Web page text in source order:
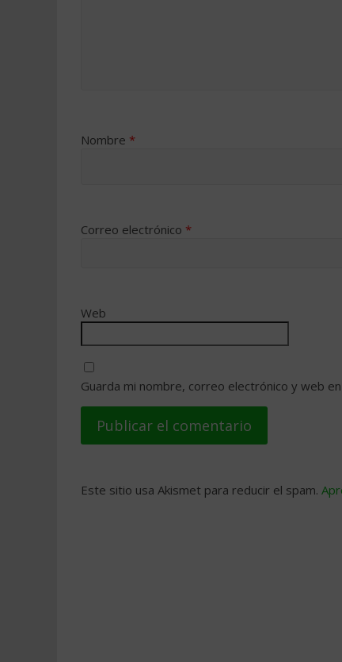
Nombre *
Correo electrónico *
Web
Guarda mi nombre, correo electrónico y web
Este sitio usa Akismet para reducir el spam.